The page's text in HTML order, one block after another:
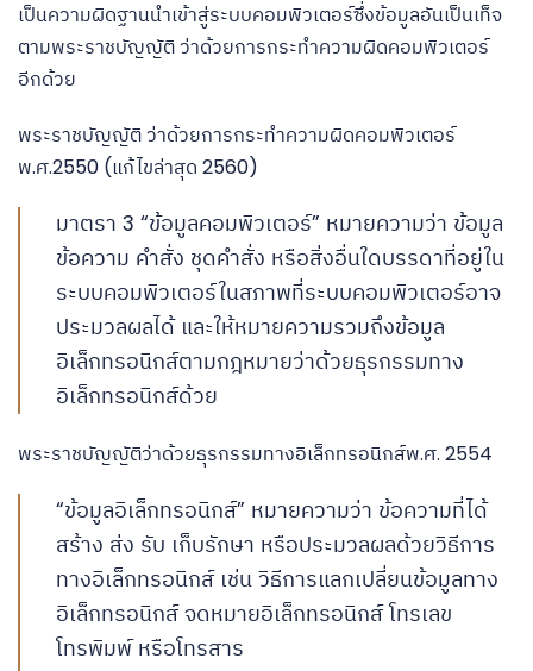
เป็นความผิดฐานนำเข้าสู่ระบบคอมพิวเตอร์ซึ่งข้อมูลอันเป็นเท็จ
ตามพระราชบัญญัติ ว่าด้วยการกระทำความผิดคอมพิวเตอร์
อีกด้วย
พระราชบัญญัติ ว่าด้วยการกระทำความผิดคอมพิวเตอร์
พ.ศ.2550 (แก้ไขล่าสุด 2560)
มาตรา 3 “ข้อมูลคอมพิวเตอร์” หมายความว่า ข้อมูล
ข้อความ คำสั่ง ชุดคำสั่ง หรือสิ่งอื่นใดบรรดาที่อยู่ใน
ระบบคอมพิวเตอร์ในสภาพที่ระบบคอมพิวเตอร์อาจ
ประมวลผลได้ และให้หมายความรวมถึงข้อมูล
อิเล็กทรอนิกส์ตามกฎหมายว่าด้วยธุรกรรมทาง
อิเล็กทรอนิกส์ด้วย
พระราชบัญญัติว่าด้วยธุรกรรมทางอิเล็กทรอนิกส์พ.ศ. 2554
“ข้อมูลอิเล็กทรอนิกส์” หมายความว่า ข้อความที่ได้
สร้าง ส่ง รับ เก็บรักษา หรือประมวลผลด้วยวิธีการ
ทางอิเล็กทรอนิกส์ เช่น วิธีการแลกเปลี่ยนข้อมูลทาง
อิเล็กทรอนิกส์ จดหมายอิเล็กทรอนิกส์ โทรเลข
โทรพิมพ์ หรือโทรสาร